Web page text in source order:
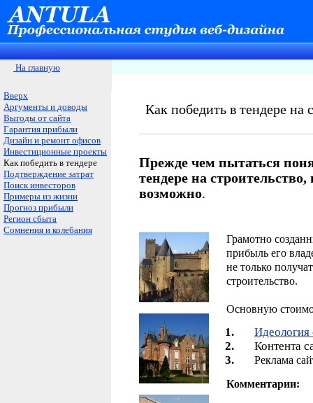
На главную
Вверх
Аргументы и доводы
Выгоды от сайта
Гарантия прибыли
Дизайн и ремонт офисов
Инвестиционные проекты
Как победить в тендере
Подтверждение затрат
Поиск инвесторов
Примеры из жизни
Прогноз прибыли
Регион сбыта
Сомнения и колебания
Как победить в тендере на
Прежде чем пытаться
тендере на
возможно.
Грамотно
прибыль его
не только
строительство.
Основную
Идеология
Контента
Реклама
Комментарии: